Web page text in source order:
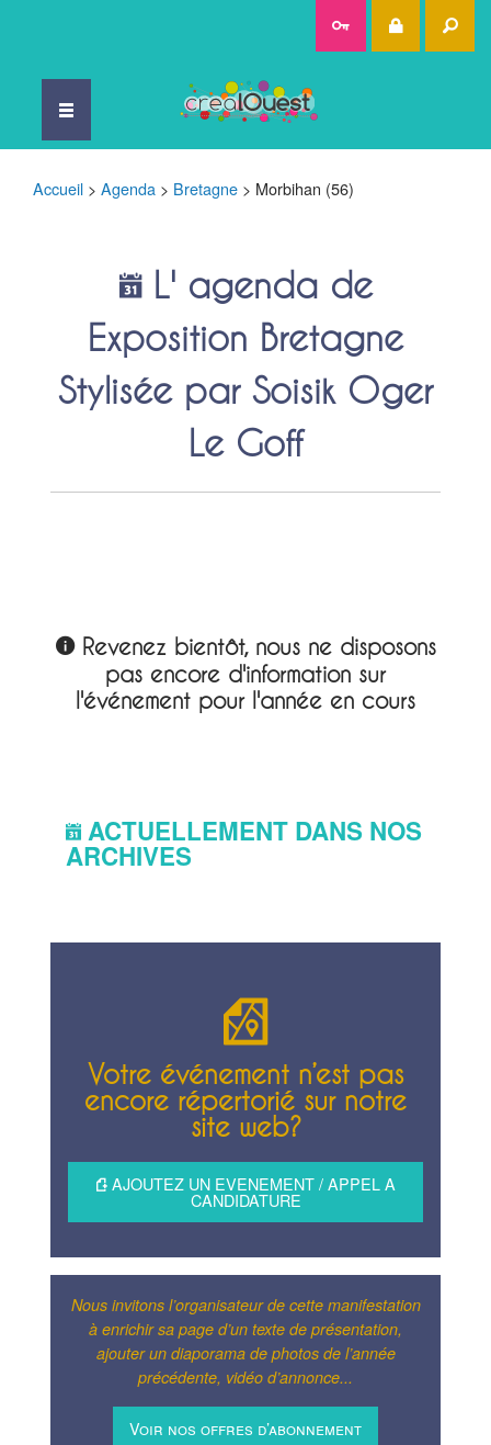
Accueil > Agenda > Bretagne > Morbihan (56)
L' agenda de
Exposition Bretagne
Stylisée par Soisik Oger
Le Goff
Revenez bientôt, nous ne disposons
pas encore d'information sur
l'événement pour l'année en cours
ACTUELLEMENT DANS NOS
ARCHIVES
Votre événement n’est pas
encore répertorié sur notre
site web?
AJOUTEZ UN EVENEMENT / APPEL A
CANDIDATURE
Nous invitons l’organisateur de cette manifestation
à enrichir sa page d’un texte de présentation,
ajouter un diaporama de photos de l’année
précédente, vidéo d’annonce...
Voir nos offres d’abonnement